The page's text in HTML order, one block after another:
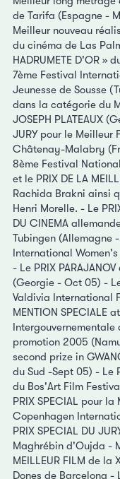
de Tarifa (Espagne -
Meilleur nouveau
du cinéma de Las
HADRUMETE D'OR »
7ème Festival
Jeunesse de Sousse
dans la catégorie du
JOSEPH PLATEAUX
JURY pour le Meilleur
Châtenay-Malabry
8ème Festival
et le PRIX DE LA
Rachida Brakni ainsi
Henri Morelle. - Le
DU CINEMA
Tubingen (Allemagne
International
- Le PRIX
(Georgie - Oct 05) -
Valdivia International
MENTION SPECIALE
promotion 2005
second prize in
du Sud -Sept 05) - Le
du Bos'Art Film
PRIX SPECIAL pour la
Copenhagen
PRIX SPECIAL DU
Maghrébin d'Oujda -
MEILLEUR FILM de
Dones de Barcelona -